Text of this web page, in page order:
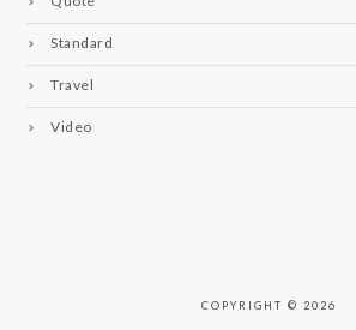
Standard
Travel
Video
COPYRIGHT © 2026